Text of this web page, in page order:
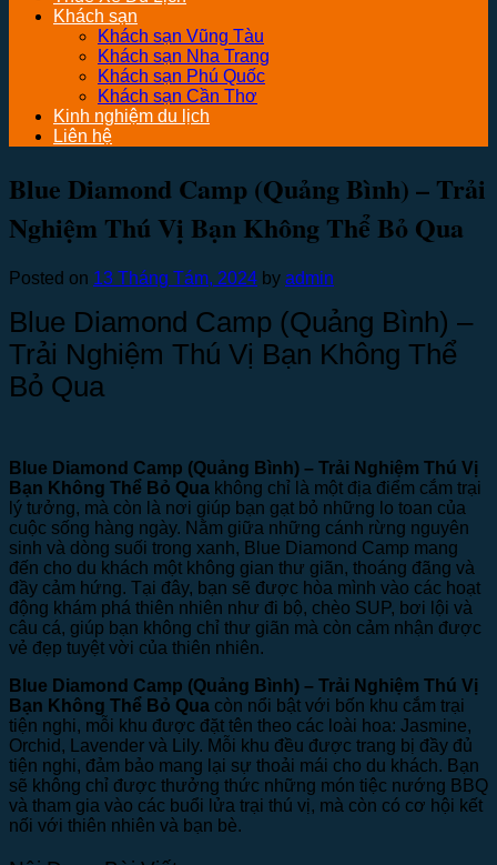
Khách sạn
Khách sạn Vũng Tàu
Khách sạn Nha Trang
Khách sạn Phú Quốc
Khách sạn Cần Thơ
Kinh nghiệm du lịch
Liên hệ
Blue Diamond Camp (Quảng Bình) – Trải
Nghiệm Thú Vị Bạn Không Thể Bỏ Qua
Posted on 13 Tháng Tám, 2024 by admin
Blue Diamond Camp (Quảng Bình) –
Trải Nghiệm Thú Vị Bạn Không Thể
Bỏ Qua
Blue Diamond Camp (Quảng Bình) – Trải Nghiệm Thú Vị
Bạn Không Thể Bỏ Qua không chỉ là một địa điểm cắm trại
lý tưởng, mà còn là nơi giúp bạn gạt bỏ những lo toan của
cuộc sống hàng ngày. Nằm giữa những cánh rừng nguyên
sinh và dòng suối trong xanh, Blue Diamond Camp mang
đến cho du khách một không gian thư giãn, thoáng đãng và
đầy cảm hứng. Tại đây, bạn sẽ được hòa mình vào các hoạt
động khám phá thiên nhiên như đi bộ, chèo SUP, bơi lội và
câu cá, giúp bạn không chỉ thư giãn mà còn cảm nhận được
vẻ đẹp tuyệt vời của thiên nhiên.
Blue Diamond Camp (Quảng Bình) – Trải Nghiệm Thú Vị
Bạn Không Thể Bỏ Qua còn nổi bật với bốn khu cắm trại
tiện nghi, mỗi khu được đặt tên theo các loài hoa: Jasmine,
Orchid, Lavender và Lily. Mỗi khu đều được trang bị đầy đủ
tiện nghi, đảm bảo mang lại sự thoải mái cho du khách. Bạn
sẽ không chỉ được thưởng thức những món tiệc nướng BBQ
và tham gia vào các buổi lửa trại thú vị, mà còn có cơ hội kết
nối với thiên nhiên và bạn bè.